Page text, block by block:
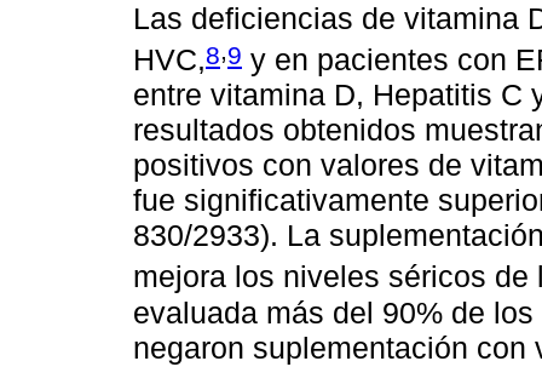
Las deficiencias de vitamina
HVC,8,9 y en pacientes con
entre vitamina D, Hepatitis C
resultados obtenidos
positivos con valores de
fue significativamente
830/2933). La
mejora los niveles séricos de
evaluada más del 90% de
negaron suplementación con